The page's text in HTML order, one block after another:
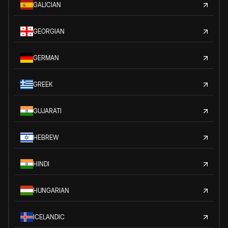
GALICIAN
GEORGIAN
GERMAN
GREEK
GUJARATI
HEBREW
HINDI
HUNGARIAN
ICELANDIC